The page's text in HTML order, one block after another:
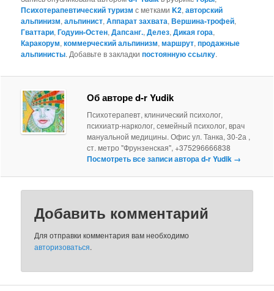
Психотерапевтический туризм с меткамиK2,авторский
альпинизм,альпинист,Аппарат захвата,Вершина-трофей,
Гваттари,Годуин-Остен,Дапсанг.,Делез,Дикая гора,
Каракорум,коммерческий альпинизм,маршрут,продажные
альпинисты. Добавьте в закладкипостоянную ссылку.
Об авторе d-r Yudik
Психотерапевт, клинический психолог,
психиатр-нарколог, семейный психолог, врач
мануальной медицины. Офис ул. Танка, 30-2а ,
ст. метро "Фрунзенская", +375296666838
Посмотреть все записи автора d-r Yudik →
Добавить комментарий
Для отправки комментария вам необходимо
авторизоваться.